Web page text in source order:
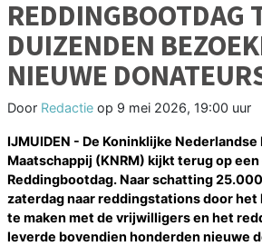
REDDINGBOOTDAG
DUIZENDEN
NIEUWE
Door Redactie op 9 mei 2026, 19:00 uur
IJMUIDEN - De Koninklijke Nederlandse
Maatschappij (KNRM) kijkt terug op
Reddingbootdag. Naar schatting
zaterdag naar reddingstations door het
te maken met de vrijwilligers en het
leverde bovendien honderden nieuwe